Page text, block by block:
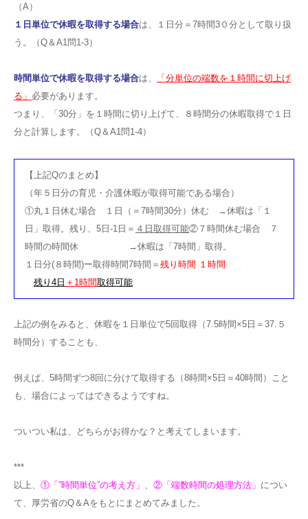
（A）
１日単位で休暇を取得する場合は、１日分＝7時間3０分として取り扱
う。（Q＆A1問1-3）
時間単位で休暇を取得する場合は、
「分単位の端数を１時間に切上げ
る」 必要があります。
つまり、「30分」を１時間に切り上げて、８時間分の休暇取得で１日
分と計算します。（Q＆A1問1-4）
【上記Qのまとめ】
（年５日分の育児・介護休暇が取得可能である場合）
①丸１日休む場合 １日（＝7時間30分）休む →休暇は「１
日」取得。残り、5日-1日＝ ４日取得可能②７時間休む場合 ７
時間の時間休 →休暇は「7時間」取得。
１日分(８時間)ー取得時間7時間＝ 残り時間 １時間
残り4日 ＋1時間取得可能
上記の例をみると、休暇を１日単位で5回取得（7.5時間×5日＝37.５
時間分）することも、
例えば、5時間ずつ8回に分けて取得する（8時間×5日＝40時間）こと
も、場合によってはできるようですね。
ついつい私は、どちらがお得かな？と考えてしまいます。
***
以上、 ①「”時間単位”の考え方」 ②「端数時間の処理方法」 につい
て、厚労省のQ＆Aをもとにまとめてみました。